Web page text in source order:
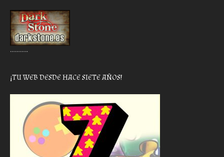
………..
¡TU WEB DESDE HACE SIETE AÑOS!